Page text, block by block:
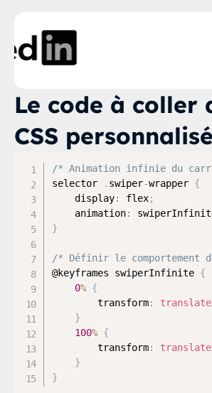
Le code à coller
CSS personnalisé
/* Animation infinie du
selector
. swiper-wrapper {
    display
: flex;
    animation
:
}
/* Définir le comportement
@keyframes swiperInfinite {
0% {
        transform
:
}
100% {
        transform
:
}
}